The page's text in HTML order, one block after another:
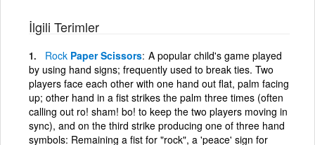
İlgili Terimler
Rock Paper Scissors A popular child's game played
by using hand signs; frequently used to break ties. Two
players face each other with one hand out flat, palm facing
up; other hand in a fist strikes the palm three times (often
calling out ro! sham! bo! to keep the two players moving in
sync), and on the third strike producing one of three hand
symbols: Remaining a fist for "rock", a 'peace' sign for